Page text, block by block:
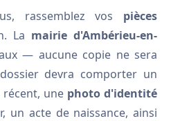
rassemblez vos pièces
La mairie d'Ambérieu-en-
— aucune copie ne sera
devra comporter un
récent, une photo d'identité
un acte de naissance, ainsi